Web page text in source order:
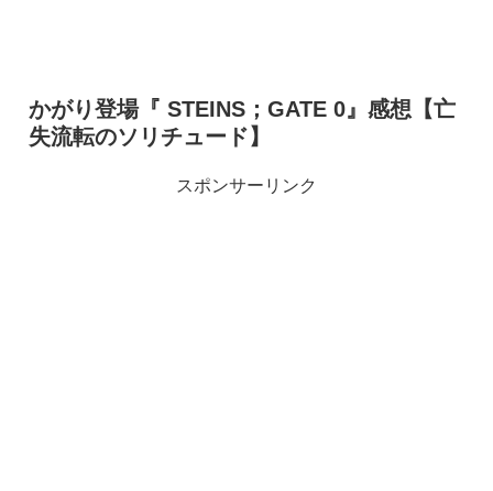
かがり登場『 STEINS；GATE 0』感想【亡
失流転のソリチュード】
スポンサーリンク